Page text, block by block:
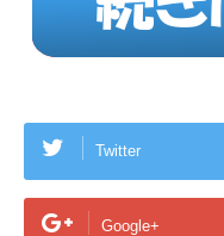
Twitter
Google+